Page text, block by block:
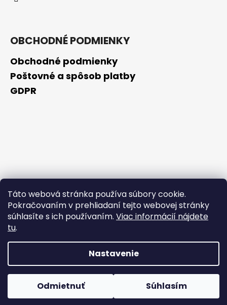
Táto webová stránka používa súbory cookie.
Pokračovaním v prehliadaní tejto webovej stránky
súhlasíte s ich používaním. Viac informácií nájdete
tu.
Nastavenie
Odmietnuť Súhlasím
Počas horúcich dní neodporúčame doručenie do
ParcelBoxov. Produkty citlivé na vysoké teploty nemusia byť
OBCHODNÉ PODMIENKY
Obchodné podmienky
Poštovné a spôsob platby
GDPR
Copyright 2026NAKUPUJZDRAVO.SK. Všetky práva
vyhradené.
Upraviť nastavenie cookies